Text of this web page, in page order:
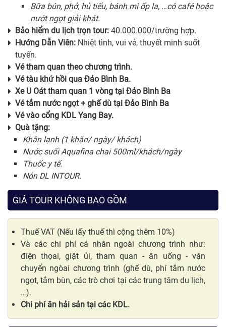
Bữa bún, phở, hủ tiếu, bánh mì ốp la, …có café hoặc
nướt ngọt giải khát.
Bảo hiểm du lịch trọn tour: 40.000.000/trường hợp.
Hướng Dẫn Viên: Nhiệt tình, vui vẻ, thuyết minh suốt
tuyến.
Vé tham quan theo chương trình.
Vé tàu khứ hồi qua Đảo Bình Ba.
Xe U Oát tham quan 1 vòng tại Đảo Bình Ba
Vé tắm nước ngọt + ghế dù tại Đảo Bình Ba
Vé vào cổng KDL Yang Bay.
Quà tặng:
Khăn lạnh (1 khăn/ ngày/ khách)
Nước suối Aquafina chai 500ml/khách/ngày
Thuốc y tế.
Nón DL INTOUR.
GIÁ TOUR KHÔNG BAO GỒM
Thuế VAT (Nếu lấy thuế thì cộng thêm 10%)
Và các chi phí cá nhân ngoài chương trình như:
điện thọai, giặt ủi, tham quan - ăn uống - vận
chuyển ngòai chương trình (ghế dù, phí tắm nước
ngọt, tắm bùn, các trò chơi tại các trung tâm du lịch,
…).
Chi phí ăn hải sản tại các KDL.